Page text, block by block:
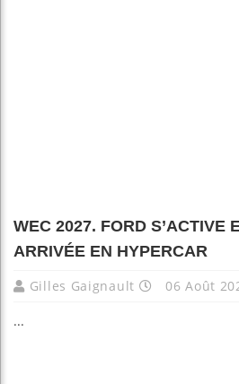
WEC 2027. FORD S’ACTIVE
ARRIVÉE EN HYPERCAR
Gilles Gaignault 06 Août
...